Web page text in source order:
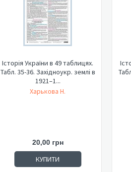
Історія України в 49 таблицях.
Табл. 35-36. Західноукр. землі в
1921–1...
Харькова Н.
20,00 грн
КУПИТИ